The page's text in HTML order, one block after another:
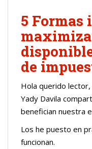
5 Formas
de
Hola querido
Yady Davila
benefician nuestra
Los he puesto en
funcionan.